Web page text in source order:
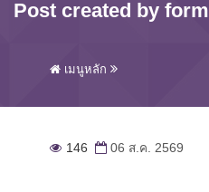
Post created by form
เมนูหลัก
146 06 ส.ค. 2569